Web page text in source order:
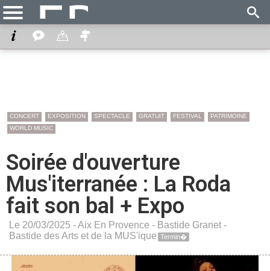
CONCERT EXPOSITION SPECTACLE GRATUIT FESTIVAL
PATRIMOINE
WORLD MUSIC
Soirée d'ouverture
Mus'iterranée : La Roda
fait son bal + Expo
Le 20/03/2025 -Aix En Provence - Bastide Granet -
Bastide des Arts et de la MUS'ique Termin�